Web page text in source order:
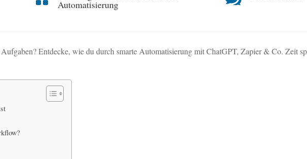
Automatisierung
Entdecke, wie du durch smarte Automatisierung mit ChatGPT, Zapier & Co. Zeit